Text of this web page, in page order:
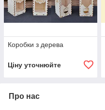
Коробки з дерева
Ціну уточнюйте
Про нас